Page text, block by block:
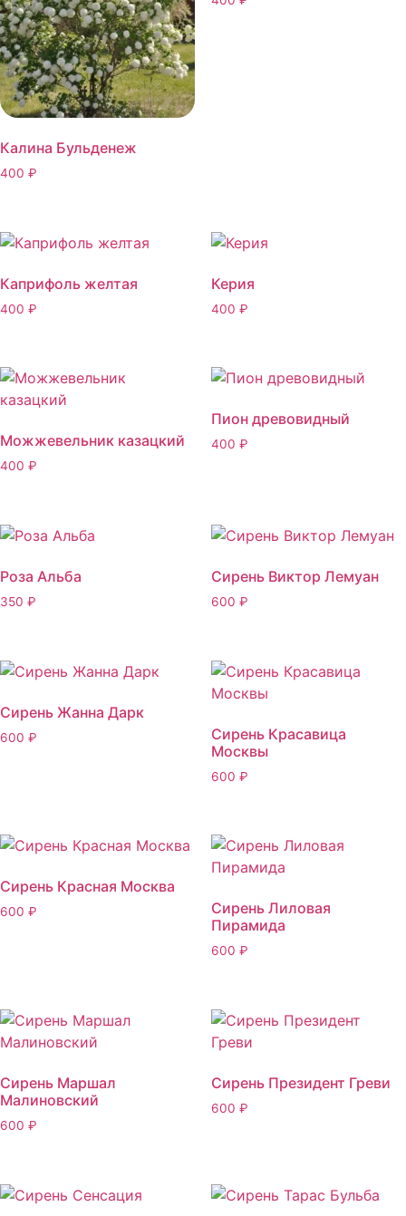
Калина Бульденеж
400 ₽
Каприфоль желтая
400 ₽
Керия
400 ₽
Можжевельник казацкий
400 ₽
Пион древовидный
400 ₽
Роза Альба
350 ₽
Сирень Виктор Лемуан
600 ₽
Сирень Жанна Дарк
600 ₽
Сирень Красавица
Москвы
600 ₽
Сирень Красная Москва
600 ₽
Сирень Лиловая
Пирамида
600 ₽
Сирень Маршал
Малиновский
600 ₽
Сирень Президент Греви
600 ₽